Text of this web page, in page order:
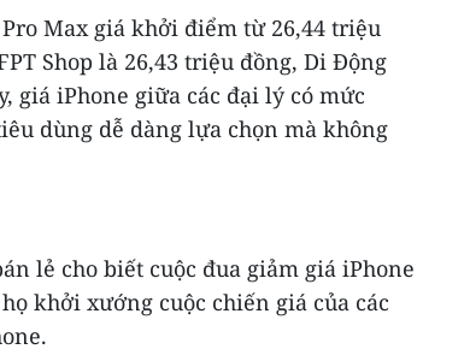
Max giá khởi điểm từ 26,44 triệu
Shop là 26,43 triệu đồng, Di Động
giá iPhone giữa các đại lý có mức
dùng dễ dàng lựa chọn mà không
lẻ cho biết cuộc đua giảm giá iPhone
khởi xướng cuộc chiến giá của các